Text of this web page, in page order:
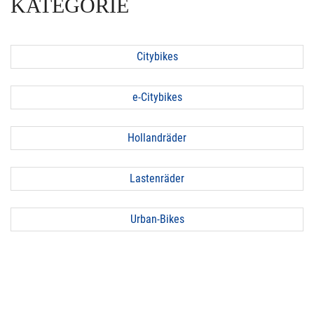
KATEGORIE
Citybikes
e-Citybikes
Hollandräder
Lastenräder
Urban-Bikes